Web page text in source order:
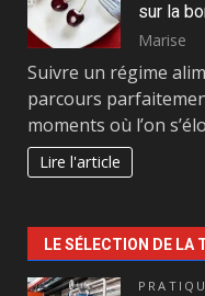
sur la
Marise
Suivre un régime
parcours
moments où l’on
Lire l'article
LE SÉLECTION DE LA